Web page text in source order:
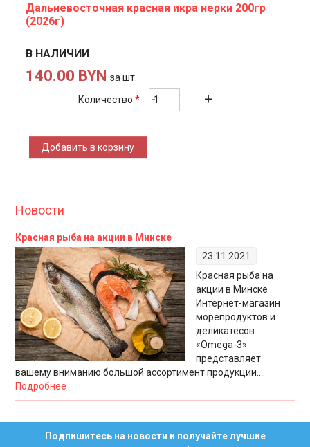
Дальневосточная красная икра нерки 200гр
(2026г)
В НАЛИЧИИ
140.00 BYN за шт.
Количество*
Новости
Красная рыба на акции в Минске
23.11.2021
Красная рыба на
акции в Минске
Интернет-магазин
морепродуктов и
деликатесов
«Omega-3»
представляет
вашему вниманию большой ассортимент продукции....
Подробнее
Подпишитесь на новости и получайте лучшие